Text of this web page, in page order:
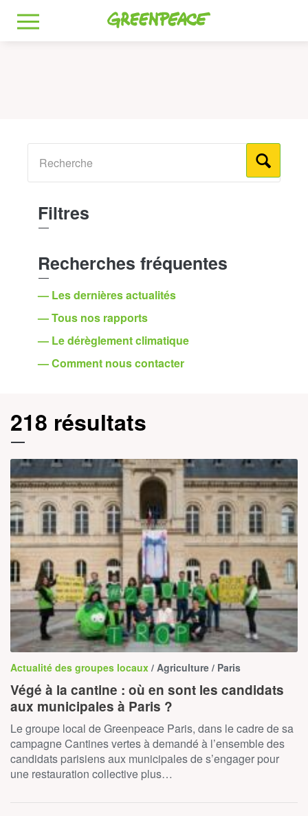
Greenpeace
MENU
Filtres
Recherches fréquentes
— Les dernières actualités
— Tous nos rapports
— Le dérèglement climatique
— Comment nous contacter
218 résultats
Actualité des groupes locaux / Agriculture / Paris
Végé à la cantine : où en sont les candidats
aux municipales à Paris ?
Le groupe local de Greenpeace Paris, dans le cadre de sa
campagne Cantines vertes à demandé à l’ensemble des
candidats parisiens aux municipales de s’engager pour
une restauration collective plus…